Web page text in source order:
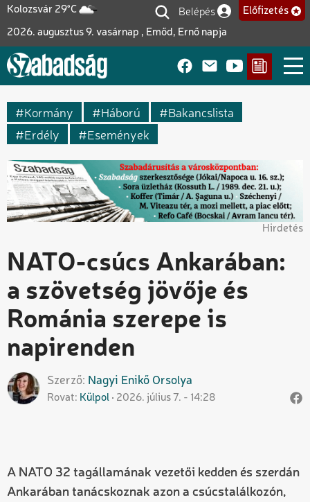
Ugrás
tartalomra
Kolozsvár 29°C
2026. augusztus 9. vasárnap , Emőd, Ernő napja
Felhasználói fiók
Belépés Előfizetés
Kormány Háború
Bakancslista
Erdély
Események
Hirdetés
NATO-csúcs Ankarában:
a szövetség jövője és
Románia szerepe is
napirenden
Szerző Nagyi Enikő Orsolya
Rovat Külpol 2026. július 7. - 14:28
A NATO 32 tagállamának vezetői kedden és szerdán
Ankarában tanácskoznak azon a csúcstalálkozón,